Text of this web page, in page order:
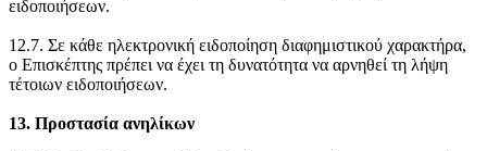
ειδοποιήσεων.
12.7. Σε κάθε ηλεκτρονική ειδοποίηση διαφημιστικού χαρακτήρα,
ο Επισκέπτης πρέπει να έχει τη δυνατότητα να αρνηθεί τη λήψη
τέτοιων ειδοποιήσεων.
13. Προστασία ανηλίκων